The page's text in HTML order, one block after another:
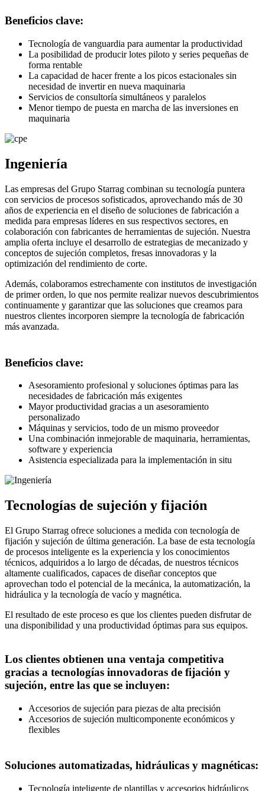
Beneficios clave:
Tecnología de vanguardia para aumentar la productividad
La posibilidad de producir lotes piloto y series pequeñas de
forma rentable
La capacidad de hacer frente a los picos estacionales sin
necesidad de invertir en nueva maquinaria
Servicios de consultoría simultáneos y paralelos
Menor tiempo de puesta en marcha de las inversiones en
maquinaria
Ingeniería
Las empresas del Grupo Starrag combinan su tecnología puntera
con servicios de procesos sofisticados, aprovechando más de 30
años de experiencia en el diseño de soluciones de fabricación a
medida para empresas líderes en sus respectivos sectores, en
colaboración con fabricantes de herramientas de sujeción. Nuestra
amplia oferta incluye el desarrollo de estrategias de mecanizado y
conceptos de sujeción completos, fresas innovadoras y la
optimización del rendimiento de corte.
Además, colaboramos estrechamente con institutos de investigación
de primer orden, lo que nos permite realizar nuevos descubrimientos
continuamente y garantizar que las soluciones que creamos para
nuestros clientes incorporen siempre la tecnología de fabricación
más avanzada.
Beneficios clave:
Asesoramiento profesional y soluciones óptimas para las
necesidades de fabricación más exigentes
Mayor productividad gracias a un asesoramiento
personalizado
Máquinas y servicios, todo de un mismo proveedor
Una combinación inmejorable de maquinaria, herramientas,
software y experiencia
Asistencia especializada para la implementación in situ
Tecnologías de sujeción y fijación
El Grupo Starrag ofrece soluciones a medida con tecnología de
fijación y sujeción de última generación. La base de esta tecnología
de procesos inteligente es la experiencia y los conocimientos
técnicos, adquiridos a lo largo de décadas, de nuestros técnicos
altamente cualificados, capaces de diseñar conceptos que
aprovechan todo el potencial de la mecánica, la automatización, la
hidráulica y la tecnología de vacío y magnética.
El resultado de este proceso es que los clientes pueden disfrutar de
una disponibilidad y una productividad óptimas para sus equipos.
Los clientes obtienen una ventaja competitiva
gracias a tecnologías innovadoras de fijación y
sujeción, entre las que se incluyen:
Accesorios de sujeción para piezas de alta precisión
Accesorios de sujeción multicomponente económicos y
flexibles
Soluciones automatizadas, hidráulicas y magnéticas:
Tecnología inteligente de plantillas y accesorios hidráulicos